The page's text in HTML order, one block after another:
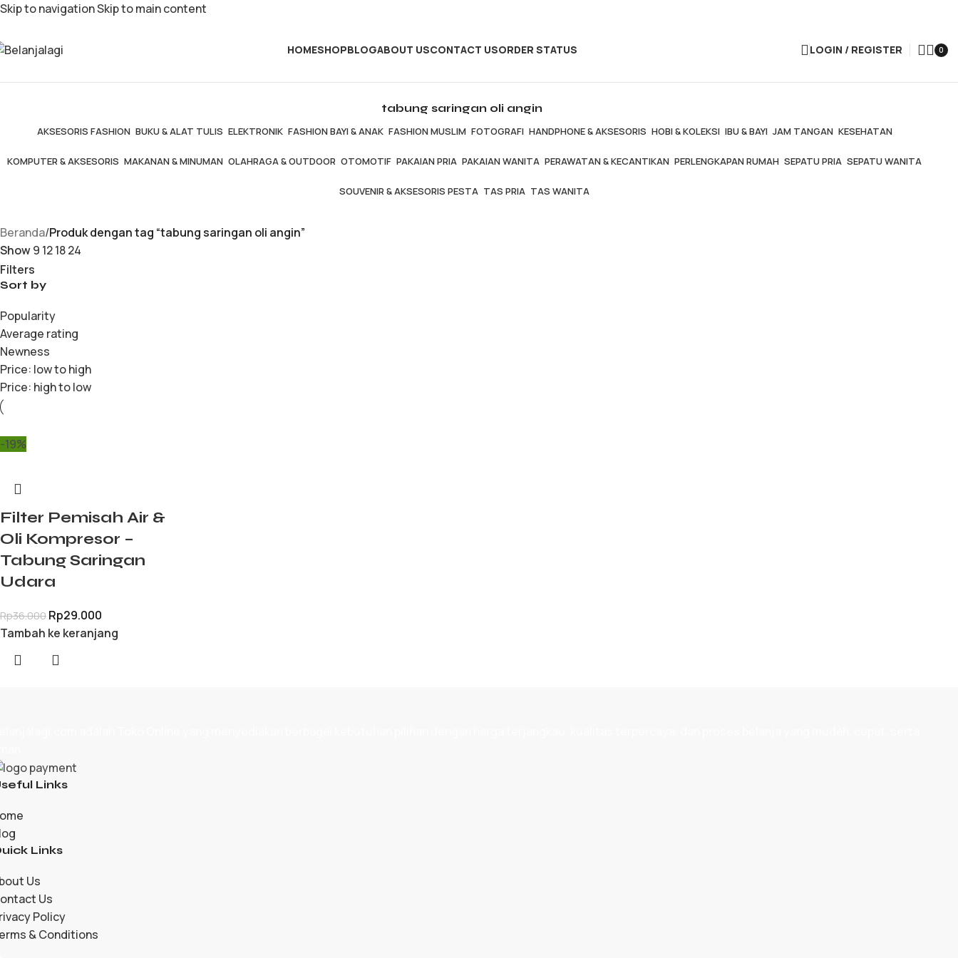
Skip to navigationSkip to main content
HOMESHOPBLOGABOUT USCONTACT USORDER STATUS LOGIN / REGISTER 0
tabung saringan oli angin
AKSESORIS FASHION BUKU & ALAT TULIS ELEKTRONIK FASHION BAYI & ANAK FASHION MUSLIM FOTOGRAFI HANDPHONE & AKSESORIS HOBI & KOLEKSI IBU & BAYI JAM TANGAN KESEHATAN
KOMPUTER & AKSESORIS MAKANAN & MINUMAN OLAHRAGA & OUTDOOR OTOMOTIF PAKAIAN PRIA PAKAIAN WANITA PERAWATAN & KECANTIKAN PERLENGKAPAN RUMAH SEPATU PRIA SEPATU WANITA
SOUVENIR & AKSESORIS PESTA TAS PRIA TAS WANITA
Beranda/Produk dengan tag “tabung saringan oli angin”
Show9 121824
Filters
Sort by
Popularity
Average rating
Newness
Price: low to high
Price: high to low
-19%
Filter Pemisah Air &
Oli Kompresor –
Tabung Saringan
Udara
Rp36.000 Rp29.000
Tambah ke keranjang
Links
Links
Us
Us
Policy
& Conditions